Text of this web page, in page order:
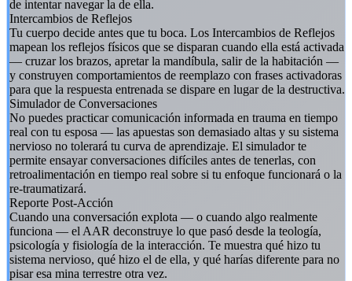
de intentar navegar la de ella.
Intercambios de Reflejos
Tu cuerpo decide antes que tu boca. Los Intercambios de Reflejos
mapean los reflejos físicos que se disparan cuando ella está activada
— cruzar los brazos, apretar la mandíbula, salir de la habitación —
y construyen comportamientos de reemplazo con frases activadoras
para que la respuesta entrenada se dispare en lugar de la destructiva.
Simulador de Conversaciones
No puedes practicar comunicación informada en trauma en tiempo
real con tu esposa — las apuestas son demasiado altas y su sistema
nervioso no tolerará tu curva de aprendizaje. El simulador te
permite ensayar conversaciones difíciles antes de tenerlas, con
retroalimentación en tiempo real sobre si tu enfoque funcionará o la
re-traumatizará.
Reporte Post-Acción
Cuando una conversación explota — o cuando algo realmente
funciona — el AAR deconstruye lo que pasó desde la teología,
psicología y fisiología de la interacción. Te muestra qué hizo tu
sistema nervioso, qué hizo el de ella, y qué harías diferente para no
pisar esa mina terrestre otra vez.